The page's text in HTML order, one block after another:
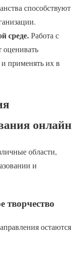
способствуют
среде.Работа с
применять их в
онлайн
области,
и
остаются